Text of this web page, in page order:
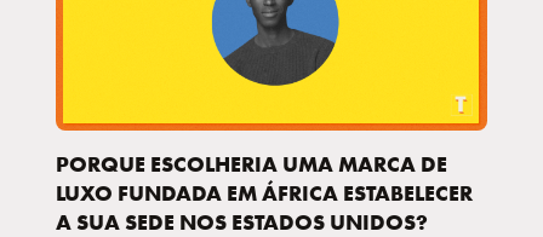
PORQUE ESCOLHERIA UMA MARCA DE
LUXO FUNDADA EM ÁFRICA ESTABELECER
A SUA SEDE NOS ESTADOS UNIDOS?